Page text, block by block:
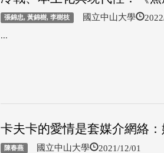
張錦忠, 黃錦樹, 李樹枝 國立中山大學
...
卡夫卡的愛情是套媒介網絡
陳春燕 國立中山大學 2021/12/01